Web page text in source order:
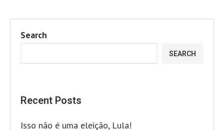
Search
SEARCH
Recent Posts
Isso não é uma eleição, Lula!